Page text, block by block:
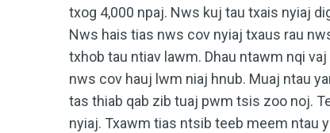
txog 4,000 npaj. Nws kuj tau txais nyiaj
Nws hais tias nws cov nyiaj txaus rau
txhob tau ntiav lawm. Dhau ntawm nqi
nws cov hauj lwm niaj hnub. Muaj ntau
tas thiab qab zib tuaj pwm tsis zoo noj.
nyiaj. Txawm tias ntsib teeb meem ntau